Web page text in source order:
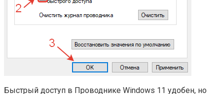
Быстрый доступ в Проводнике Windows 11 удобен, но